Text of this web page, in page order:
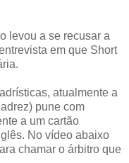
levou a se recusar a
em que Short
atualmente a
pune com
a um cartão
No vídeo abaixo
chamar o árbitro que